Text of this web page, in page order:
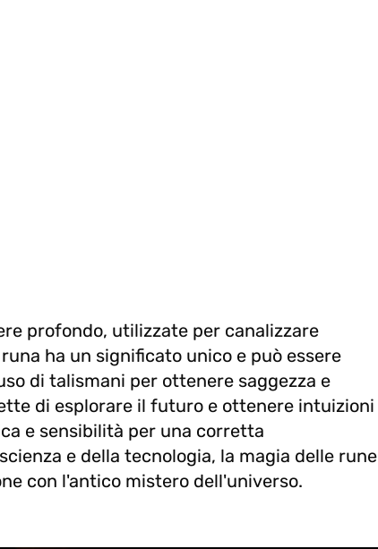
profondo, utilizzate per canalizzare
ha un significato unico e può essere
di talismani per ottenere saggezza e
di esplorare il futuro e ottenere intuizioni
e sensibilità per una corretta
e della tecnologia, la magia delle rune
con l'antico mistero dell'universo.